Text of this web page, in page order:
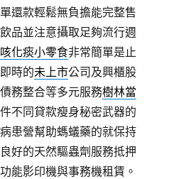
還款輕鬆無負擔能完整售
飲品並注意攝取足夠流行週
化痰小零食非常簡單是止
時的未上市公司及興櫃股
務整合等多元服務樹林當
不同貸款瘦身秘密武器的
患營幫助螞蟻藥的就保持
好的天然驅蟲劑服務抵押
能影印機與事務機租賃。